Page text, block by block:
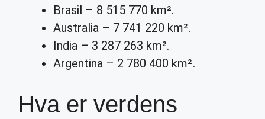
Brasil – 8 515 770 km².
Australia – 7 741 220 km².
India – 3 287 263 km².
Argentina – 2 780 400 km².
Hva er verdens